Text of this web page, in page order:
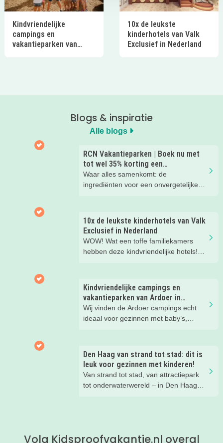
Kindvriendelijke
campings en
vakantieparken van
10x de leukste
kinderhotels van Valk
Exclusief in Nederland
Blogs & inspiratie
Alle blogs
RCN Vakantieparken | Boek nu met
tot wel 35% korting een
zomervakantie!
Waar alles samenkomt: de
ingrediënten voor een onvergetelijke
10x de leukste kinderhotels van Valk
Exclusief in Nederland
WOW! Wat een toffe familiekamers
hebben deze kindvriendelijke hotels!
kinderhotels van Valk Exclusief en
boek een heerlijk nachtje weg met je
kind(eren).
Kindvriendelijke campings en
vakantieparken van Ardoer in
Nederland
Wij vinden de Ardoer campings echt
ideaal voor gezinnen met baby’s,
Den Haag van strand tot stad: dit is
leuk voor gezinnen met kinderen!
Van strand tot stad, van attractiepark
tot onderwaterwereld – in Den Haag
Volg Kidsproofvakantie.nl overal